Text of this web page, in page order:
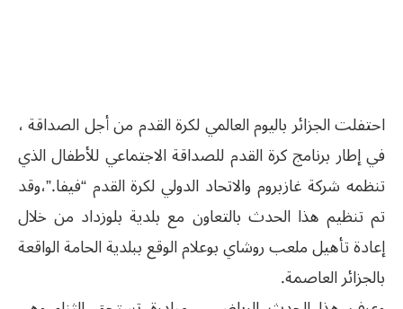
احتفلت الجزائر باليوم العالمي لكرة القدم من أجل الصداقة ،
في إطار برنامج كرة القدم للصداقة الاجتماعي للأطفال الذي
تنظمه شركة غازبروم والاتحاد الدولي لكرة القدم “فيفا.”،وقد
تم تنظيم هذا الحدث بالتعاون مع بلدية بلوزداد من خلال
إعادة تأهيل ملعب روشاي بوعلام الوقع ببلدية الحامة الواقعة
بالجزائر العاصمة.